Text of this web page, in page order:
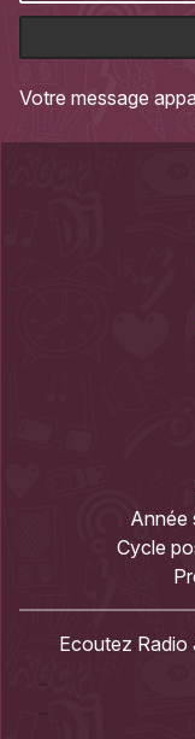
Votre message
Année
Cycle
Ecoutez Radio